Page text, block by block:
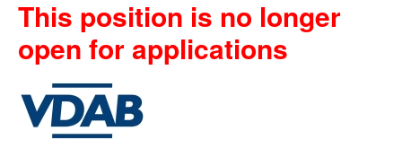
This position is no longer
open for applications